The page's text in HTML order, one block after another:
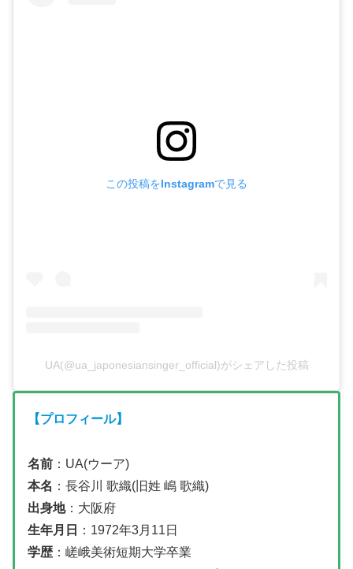
この投稿をInstagramで見る
UA(@ua_japonesiansinger_official)がシェアした投稿
【プロフィール】
名前 ：UA(ウーア)
本名 ：長谷川 歌織(旧姓 嶋 歌織)
出身地：大阪府
生年月日
：1972年3月11日
学歴 ：嵯峨美術短期大学卒業